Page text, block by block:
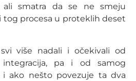
ali smatra da se ne smeju
procesa u proteklih deset
više nadali i očekivali od
integracija, pa i od samog
i ako nešto povezuje ta dva